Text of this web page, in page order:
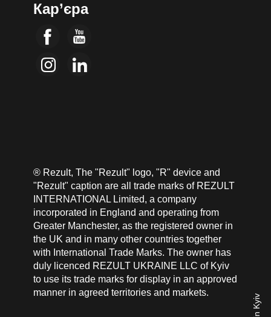
Кар’єра
® Rezult, The "Rezult" logo, "R" device and
"Rezult" caption are all trade marks of REZULT
INTERNATIONAL Limited, a company
incorporated in England and operating from
Greater Manchester, as the registered owner in
the UK and in many other countries together
with International Trade Marks. The owner has
duly licenced REZULT UKRAINE LLC of Kyiv
to use its trade marks for display in an approved
manner in agreed territories and markets.